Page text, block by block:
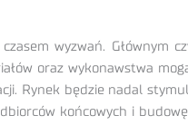
wyzwań.
oraz wykonawstwa
Rynek będzie nadal
końcowych i